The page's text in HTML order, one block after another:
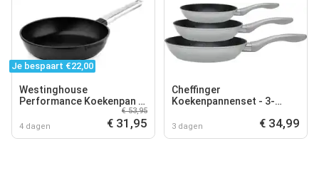
Je bespaart €22,00
Westinghouse
Performance Koekenpan –
Ø28 cm – Inductie – Zwart
4 dagen
€ 53,95
€ 31,95
Cheffinger
Koekenpannenset - 3-
Inductie - Zilver
3 dagen € 34,99